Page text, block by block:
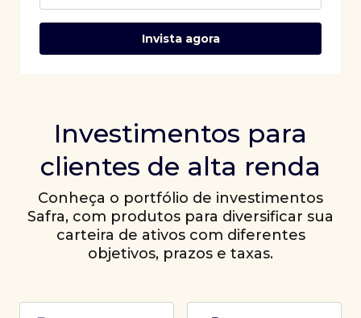
Invista agora
Investimentos para
clientes de alta renda
Conheça o portfólio de investimentos
Safra, com produtos para diversificar sua
carteira de ativos com diferentes
objetivos, prazos e taxas.